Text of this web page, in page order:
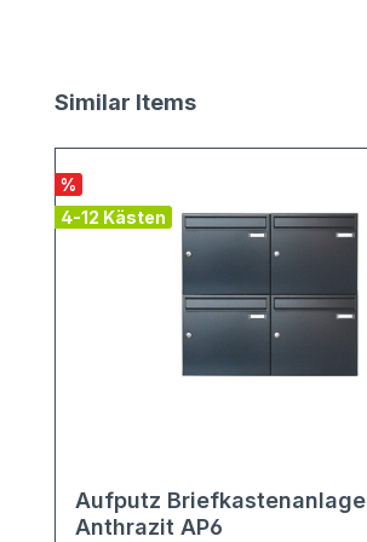
Produktgalerie überspringen
Similar Items
%
4-12 Kästen
Aufputz Briefkastenanlage
Anthrazit AP6